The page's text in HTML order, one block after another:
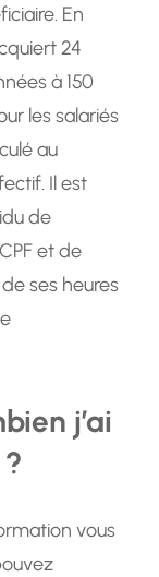
En
24
à 150
les salariés
au
Il est
de
et de
ses heures
j’ai
vous